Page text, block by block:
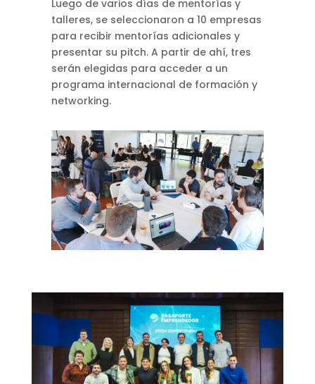
Luego de varios días de mentorías y
talleres, se seleccionaron a 10 empresas
para recibir mentorías adicionales y
presentar su pitch. A partir de ahí, tres
serán elegidas para acceder a un
programa internacional de formación y
networking.